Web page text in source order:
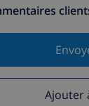
Ajouter